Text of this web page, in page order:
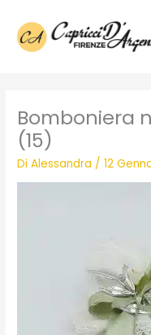
contenuto
Bomboniera
(15)
DiAlessandra /12